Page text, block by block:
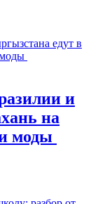
и
на
моды